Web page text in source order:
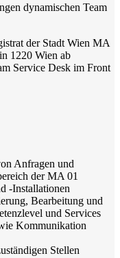
dynamischen Team
der Stadt Wien MA
1220 Wien ab
Service Desk im Front
Anfragen und
der MA 01
-Installationen
Bearbeitung und
und Services
Kommunikation
Stellen